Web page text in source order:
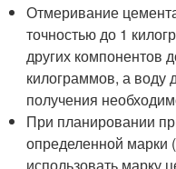
Отмеривание
точностью до 1
других компонентов
килограммов, а воду
получения
При планировании
определенной марки
использовать марку